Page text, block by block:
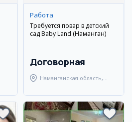
Работа
Требуется повар в детский
сад Baby Land (Наманган)
Договорная
Наманганская область,